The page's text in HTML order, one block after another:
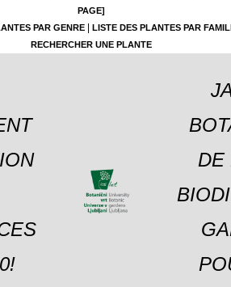
PAGE]
PAR GENRE|
LISTE DES PLANTES PAR
RECHERCHER UNE PLANTE
DE